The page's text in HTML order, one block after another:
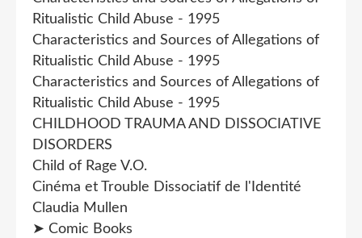
Ritualistic Child Abuse - 1995
Characteristics and Sources of Allegations of
Ritualistic Child Abuse - 1995
Characteristics and Sources of Allegations of
Ritualistic Child Abuse - 1995
CHILDHOOD TRAUMA AND DISSOCIATIVE
DISORDERS
Child of Rage V.O.
Cinéma et Trouble Dissociatif de l'Identité
Claudia Mullen
➤ Comic Books